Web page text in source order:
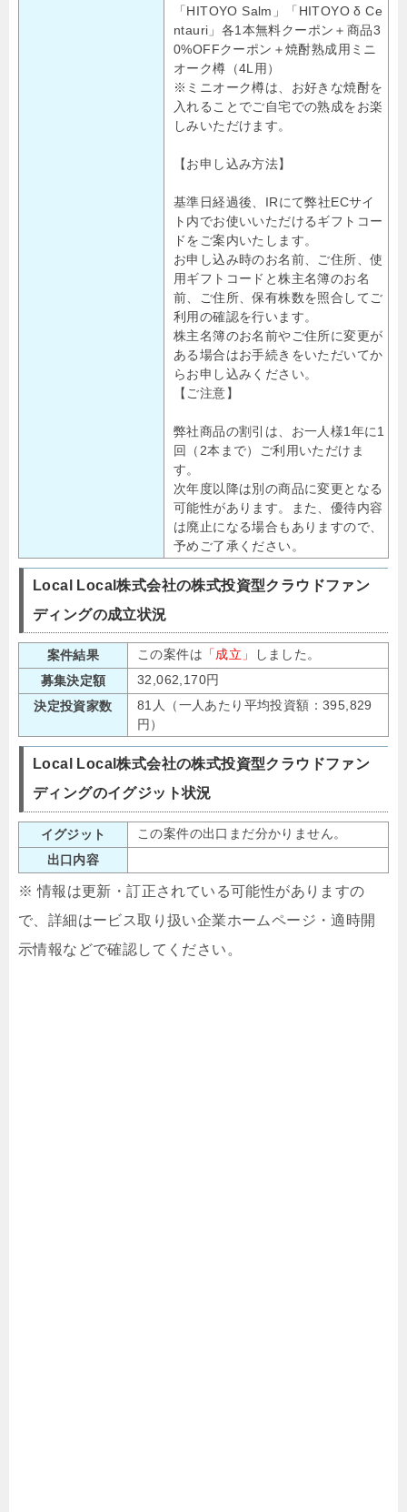
「HITOYO Salm」「HITOYO δ Ce
ntauri」各1本無料クーポン＋商品3
0%OFFクーポン＋焼酎熟成用ミニ
オーク樽（4L用）
※ミニオーク樽は、お好きな焼酎を
入れることでご自宅での熟成をお楽
しみいただけます。
【お申し込み方法】
基準日経過後、IRにて弊社ECサイ
ト内でお使いいただけるギフトコー
ドをご案内いたします。
お申し込み時のお名前、ご住所、使
用ギフトコードと株主名簿のお名
前、ご住所、保有株数を照合してご
利用の確認を行います。
株主名簿のお名前やご住所に変更が
ある場合はお手続きをいただいてか
らお申し込みください。
【ご注意】
弊社商品の割引は、お一人様1年に1
回（2本まで）ご利用いただけま
す。
次年度以降は別の商品に変更となる
可能性があります。また、優待内容
は廃止になる場合もありますので、
予めご了承ください。
Local Local株式会社の株式投資型クラウドファン
ディングの成立状況
案件結果 この案件は 「成立」
しました。
募集決定額
32,062,170円
決定投資家数
81人（一人あたり平均投資額：395,829
円）
Local Local株式会社の株式投資型クラウドファン
ディングのイグジット状況
イグジット
この案件の出口まだ分かりません。
出口内容
※ 情報は更新・訂正されている可能性がありますの
で、詳細はービス取り扱い企業ホームページ・適時開
示情報などで確認してください。